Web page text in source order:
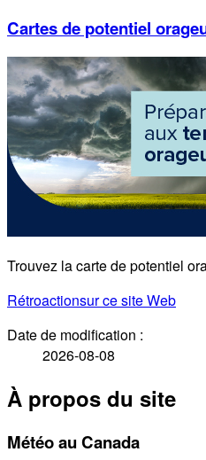
Cartes de potentiel
Trouvez la carte de potentiel
Rétroactionsur ce site Web
Date de modification :
2026-08-08
À propos du site
Météo au Canada